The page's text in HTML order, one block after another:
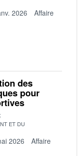
2026
Affaire
des
pour
ET DU
2026
Affaire